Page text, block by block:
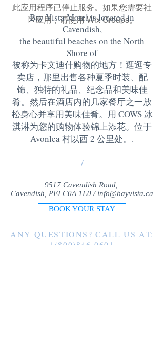
此应用程序已停止服务。如果您需要社
区应用，请使用 Wix Groups。
Bay Vista Motel is located in
Cavendish,
the beautiful beaches on the North
Shore of
被称为卡文迪什购物的地方！逛逛专
卖店，那里出售各种夏季时装、配
饰、独特的礼品、纪念品和美味佳
肴。然后在酒店内的几家餐厅之一放
松身心并享用美味佳肴。用 COWS 冰
淇淋为您的购物体验锦上添花。位于
Avonlea 村以西 2 公里处。 .
/
9517 Cavendish Road,
Cavendish, PEI C0A 1E0 / info@bayvista.ca
BOOK YOUR STAY
ANY QUESTIONS? CALL US AT:
1(800)846-0601